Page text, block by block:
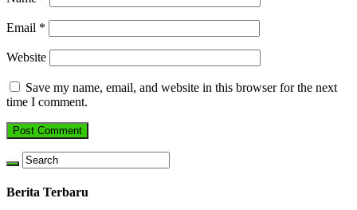
Email *
Website
Save my name, email, and website in this browser for the next
time I comment.
Berita Terbaru